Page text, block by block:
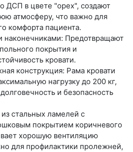
ДСП в цвете "орех", создают
атмосферу, что важно для
комфорта пациента.
наконечниками: Предотвращают
покрытия и
кровати.
конструкция: Рама кровати
нагрузку до 200 кг,
и безопасность
стальных ламелей с
покрытием коричневого
хорошую вентиляцию
для профилактики пролежней,